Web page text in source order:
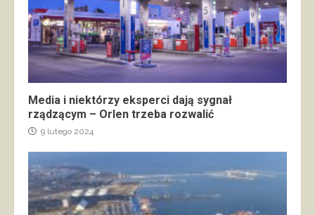
Media i niektórzy eksperci dają sygnał
rządzącym – Orlen trzeba rozwalić
9 lutego 2024